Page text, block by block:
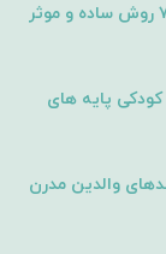
چطوری مسواک زدن را به کودک آموزش دهیم؟ ۷ روش ساده و موثر
پایه های
والدین مدرن